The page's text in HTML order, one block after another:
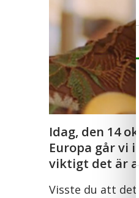
Idag, den 14
Europa går vi
viktigt det är
Visste du att det